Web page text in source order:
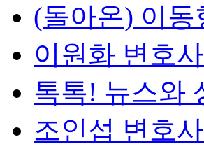
(돌아온) 이
이원화 변호
톡톡! 뉴스와
조인섭 변호